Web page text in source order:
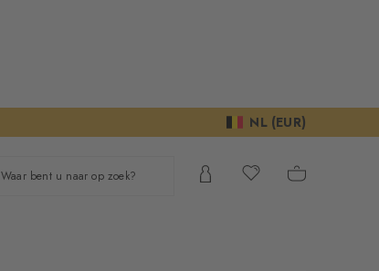
NL (EUR)
Waar bent u naar op zoek?